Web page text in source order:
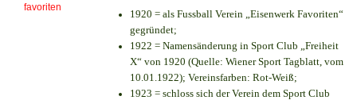
1920 = als Fussball Verein „Eisenwerk Favoriten“
gegründet;
1922 = Namensänderung in Sport Club „Freiheit
X“ von 1920 (Quelle: Wiener Sport Tagblatt, vom
10.01.1922); Vereinsfarben: Rot-Weiß;
1923 = schloss sich der Verein dem Sport Club